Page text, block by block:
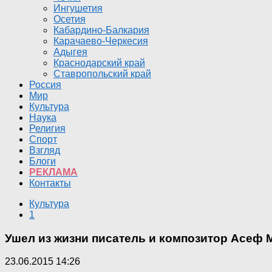
Ингушетия
Осетия
Кабардино-Балкария
Карачаево-Черкесия
Адыгея
Краснодарский край
Ставропольский край
Россия
Мир
Культура
Наука
Религия
Спорт
Взгляд
Блоги
РЕКЛАМА
Контакты
Культура
1
Ушел из жизни писатель и композитор Асеф
23.06.2015 14:26